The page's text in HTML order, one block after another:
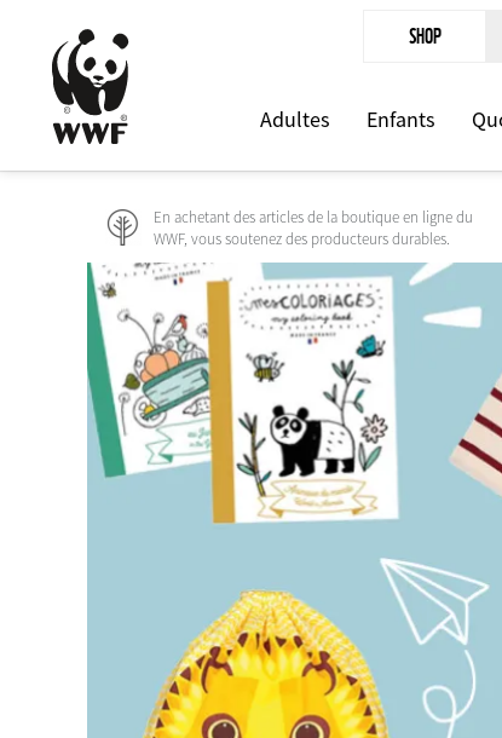
contenu
principal
SHOP
Adultes Enfants
En achetant des articles de la boutique en ligne du
WWF, vous soutenez des producteurs durables.